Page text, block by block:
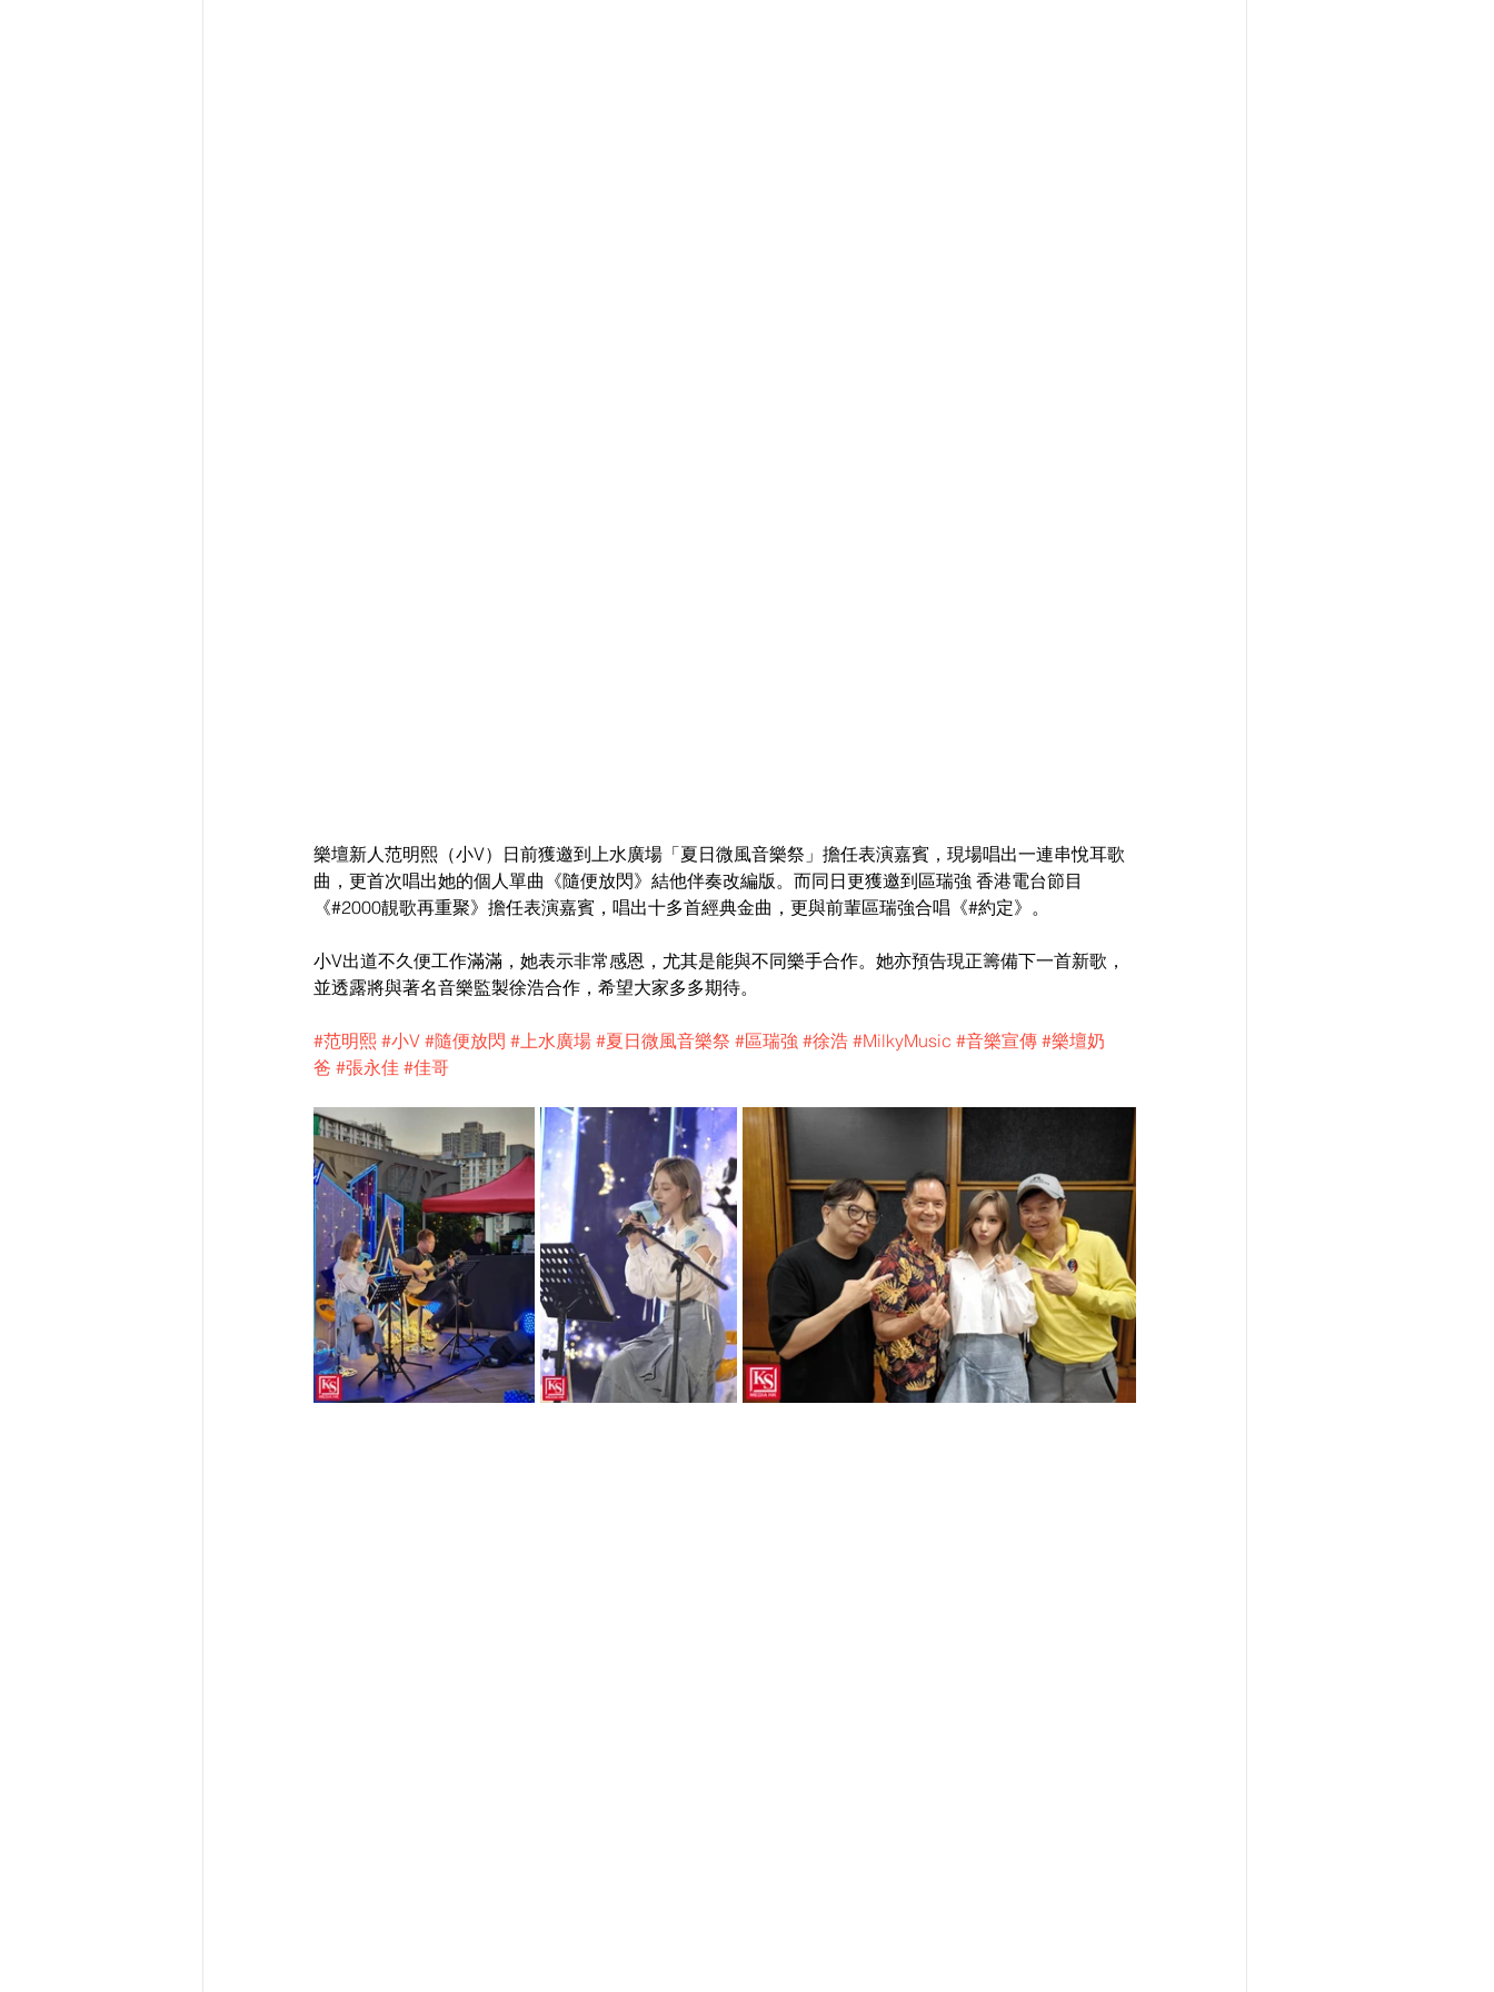
樂壇新人范明熙（小V）日前獲邀到上水廣場「夏日微風音樂祭」擔任表演嘉賓，現場唱出一連串悅耳歌
曲，更首次唱出她的個人單曲《隨便放閃》結他伴奏改編版。而同日更獲邀到區瑞強 香港電台節目
《#2000靚歌再重聚》擔任表演嘉賓，唱出十多首經典金曲，更與前輩區瑞強合唱《#約定》。
小V出道不久便工作滿滿，她表示非常感恩，尤其是能與不同樂手合作。她亦預告現正籌備下一首新歌，
並透露將與著名音樂監製徐浩合作，希望大家多多期待。
#范明熙 #小V #隨便放閃 #上水廣場 #夏日微風音樂祭 #區瑞強 #徐浩 #MilkyMusic #音樂宣傳 #樂壇奶
爸 #張永佳 #佳哥